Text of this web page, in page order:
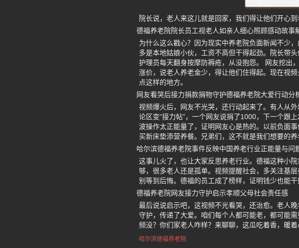
院长说，老人来这儿就是回家，我们得让他们开心到
德福养老院院长员工视老人如亲人细心照顾感动故事
为什么这么戳心？因为现实中养老院负面新闻不少
多是本地姑娘小伙，工资不高但干得起劲。院长带
护理员每天翻身按摩防褥疮，从没抱怨。 网友挖出
涨价，说老人养老金少，得让他们住得起。现在视
点这样的地方。
网友看哭后接力捐款捐物守护德福养老院大爱行动分
视频爆火后，网友不光哭，还行动起来了。有人从
论区变“接力帖”，一个网友说捐了1000，下一个跟
波操作太正能量了，证明网友心是热的。以前负面
买新床垫添营养餐。兄弟们，这不就是我们想要的养
哈尔滨德福养老院事件反映中国养老行业正能量与问
这事儿火了，也让大家反思养老行业。德福这种小
够，很多老人还是孤单。视频提醒社会，多关注基
别等到后悔。德福的员工成了榜样，证明钱少也能
德福养老院网友接力守护启示孝顺父母社会责任感
最后说说启示吧，这视频不光看哭，还治愈。老人
守护，传递了大爱。咱们每个人都可能老，都可能
频没？你们家老人咋样？来聊聊，这瓜吃着香，暖着
哈尔滨德福养老院